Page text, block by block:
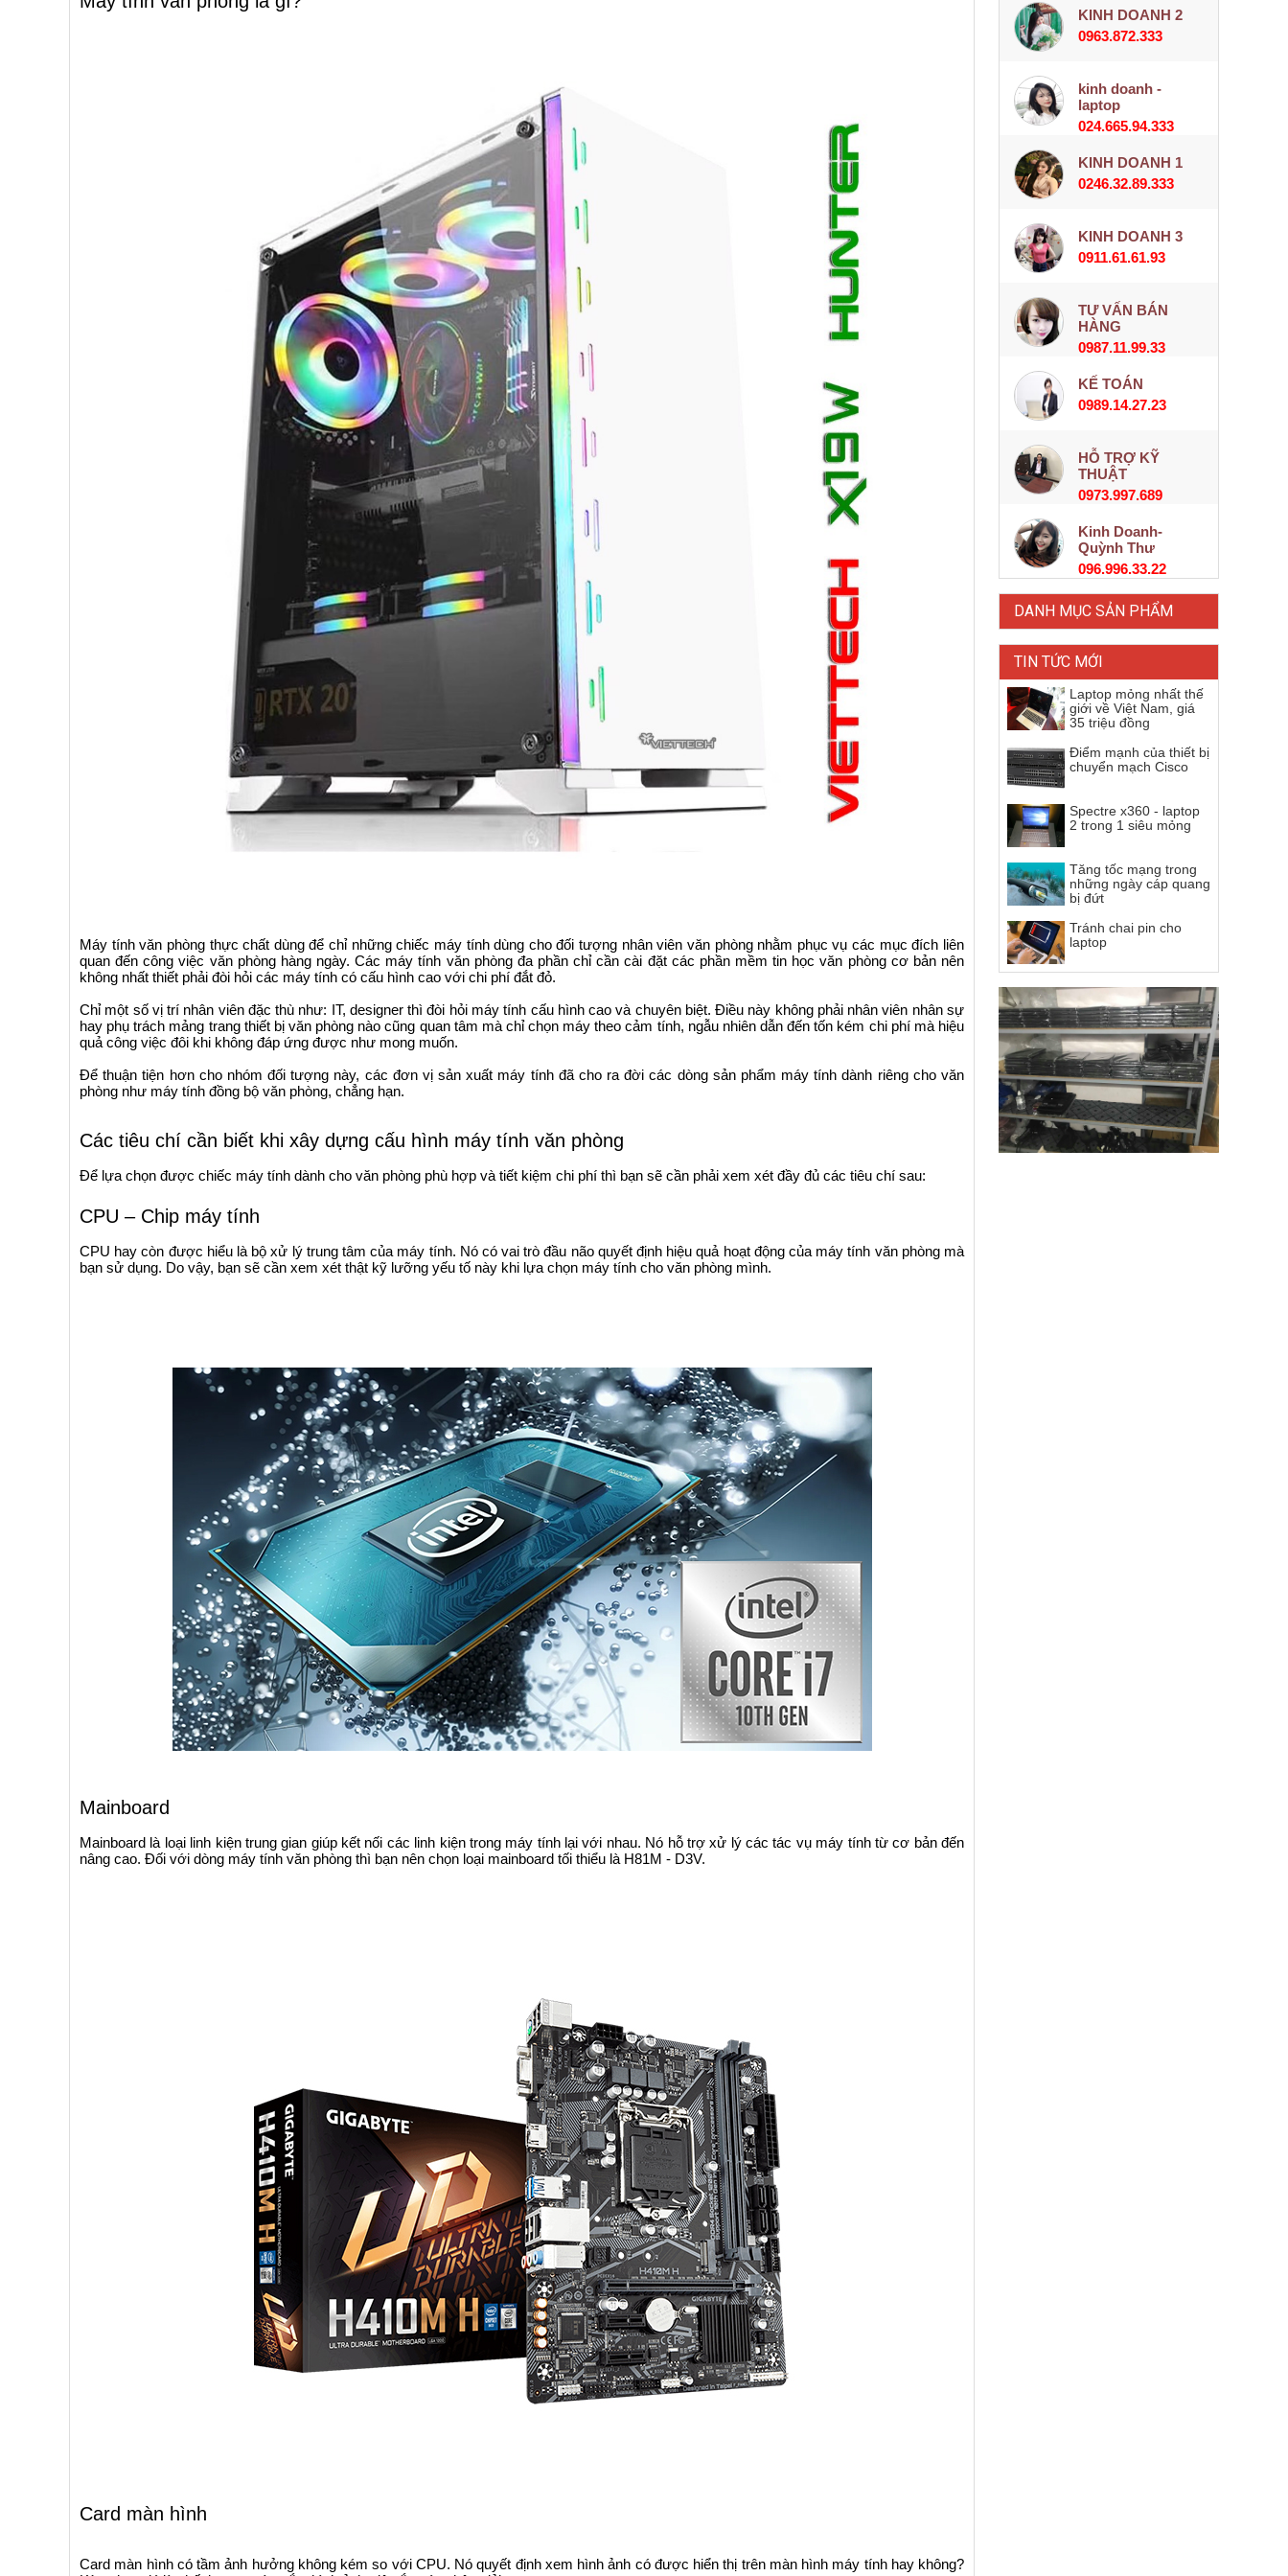
Máy tính văn phòng thực chất dùng để chỉ những chiếc máy tính dùng cho đối tượng nhân viên văn phòng nhằm phục vụ các mục đích liên
quan đến công việc văn phòng hàng ngày. Các máy tính văn phòng đa phần chỉ cần cài đặt các phần mềm tin học văn phòng cơ bản nên
không nhất thiết phải đòi hỏi các máy tính có cấu hình cao với chi phí đắt đỏ.
Chỉ một số vị trí nhân viên đặc thù như: IT, designer thì đòi hỏi máy tính cấu hình cao và chuyên biệt. Điều này không phải nhân viên nhân sự
hay phụ trách mảng trang thiết bị văn phòng nào cũng quan tâm mà chỉ chọn máy theo cảm tính, ngẫu nhiên dẫn đến tốn kém chi phí mà hiệu
quả công việc đôi khi không đáp ứng được như mong muốn.
Để thuận tiện hơn cho nhóm đối tượng này, các đơn vị sản xuất máy tính đã cho ra đời các dòng sản phẩm máy tính dành riêng cho văn
phòng như máy tính đồng bộ văn phòng, chẳng hạn.
Các tiêu chí cần biết khi xây dựng cấu hình máy tính văn phòng
Để lựa chọn được chiếc máy tính dành cho văn phòng phù hợp và tiết kiệm chi phí thì bạn sẽ cần phải xem xét đầy đủ các tiêu chí sau:
CPU – Chip máy tính
CPU hay còn được hiểu là bộ xử lý trung tâm của máy tính. Nó có vai trò đầu não quyết định hiệu quả hoạt động của máy tính văn phòng mà
bạn sử dụng. Do vậy, bạn sẽ cần xem xét thật kỹ lưỡng yếu tố này khi lựa chọn máy tính cho văn phòng mình.
Mainboard
Mainboard là loại linh kiện trung gian giúp kết nối các linh kiện trong máy tính lại với nhau. Nó hỗ trợ xử lý các tác vụ máy tính từ cơ bản đến
nâng cao. Đối với dòng máy tính văn phòng thì bạn nên chọn loại mainboard tối thiểu là H81M - D3V.
Card màn hình
Card màn hình có tầm ảnh hưởng không kém so với CPU. Nó quyết định xem hình ảnh có được hiển thị trên màn hình máy tính hay không?
KINH DOANH 2
0963.872.333
kinh doanh -
laptop
024.665.94.333
KINH DOANH 1
0246.32.89.333
KINH DOANH 3
0911.61.61.93
TƯ VẤN BÁN
HÀNG
0987.11.99.33
KẾ TOÁN
0989.14.27.23
HỖ TRỢ KỸ
THUẬT
0973.997.689
Kinh Doanh-
Quỳnh Thư
096.996.33.22
DANH MỤC SẢN PHẨM
TIN TỨC MỚI
Laptop mỏng nhất thế
giới về Việt Nam, giá
35 triệu đồng
Điểm mạnh của thiết bị
chuyển mạch Cisco
Spectre x360 - laptop
2 trong 1 siêu mỏng
Tăng tốc mạng trong
những ngày cáp quang
bị đứt
Tránh chai pin cho
laptop